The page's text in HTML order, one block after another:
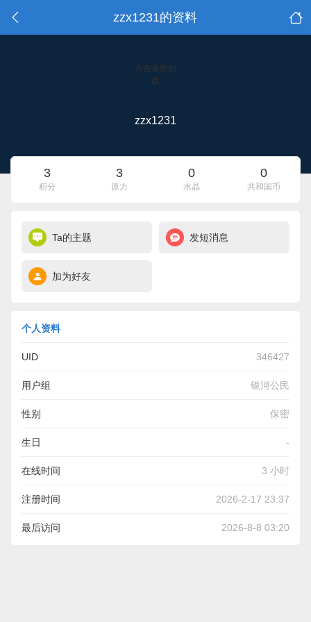
zzx1231的资料
点击重新加
载
zzx1231
3
积分
3
原力
0
水晶
0
共和国币
Ta的主题 发短消息
加为好友
个人资料
UID 346427
用户组 银河公民
性别 保密
生日 -
在线时间 3 小时
注册时间 2026-2-17 23:37
最后访问 2026-8-8 03:20